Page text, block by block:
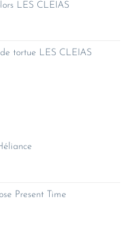
LES CLEIAS
tortue LES CLEIAS
Present Time